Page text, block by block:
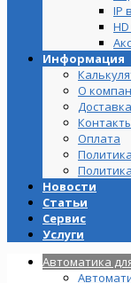
IP
Информация
О
Доставка
Оплата
Новости
Статьи
Сервис
Услуги
Автоматика